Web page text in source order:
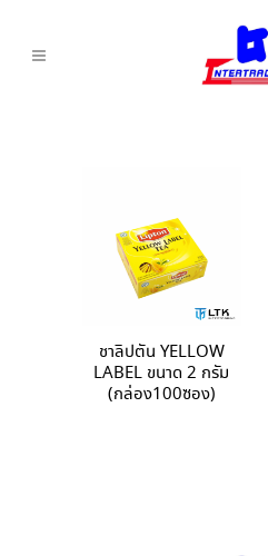
ชาลิปตัน YELLOW
LABEL ขนาด 2 กรัม
(กล่อง100ซอง)